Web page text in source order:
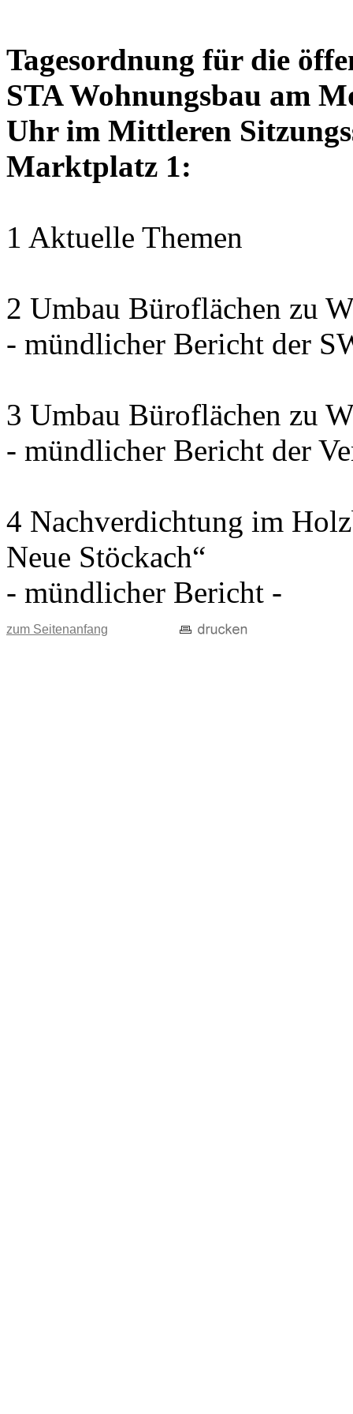
Tagesordnung für die
STA Wohnungsbau am
Uhr im Mittleren
Marktplatz 1:
1 Aktuelle Themen
2 Umbau Büroflächen zu
- mündlicher Bericht der
3 Umbau Büroflächen zu
- mündlicher Bericht der
4 Nachverdichtung im
Neue Stöckach“
- mündlicher Bericht -
zum Seitenanfang